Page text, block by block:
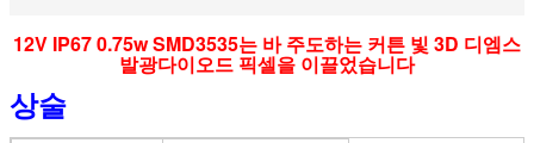
12V IP67 0.75w SMD3535는 바 주도하는 커튼 빛 3D 디엠스
발광다이오드 픽셀을 이끌었습니다
상술